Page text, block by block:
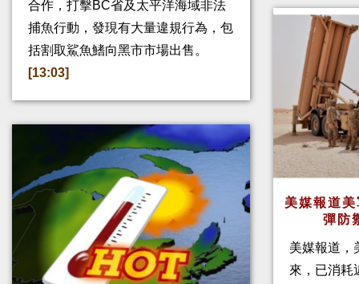
合作，打擊BC省及太平洋海域非法
捕魚行動，發現有大量違規行為，包
括割取鯊魚鰭向黑市市場出售。
[13:03]
美媒報道
彈防
美媒報道，
來，已消耗